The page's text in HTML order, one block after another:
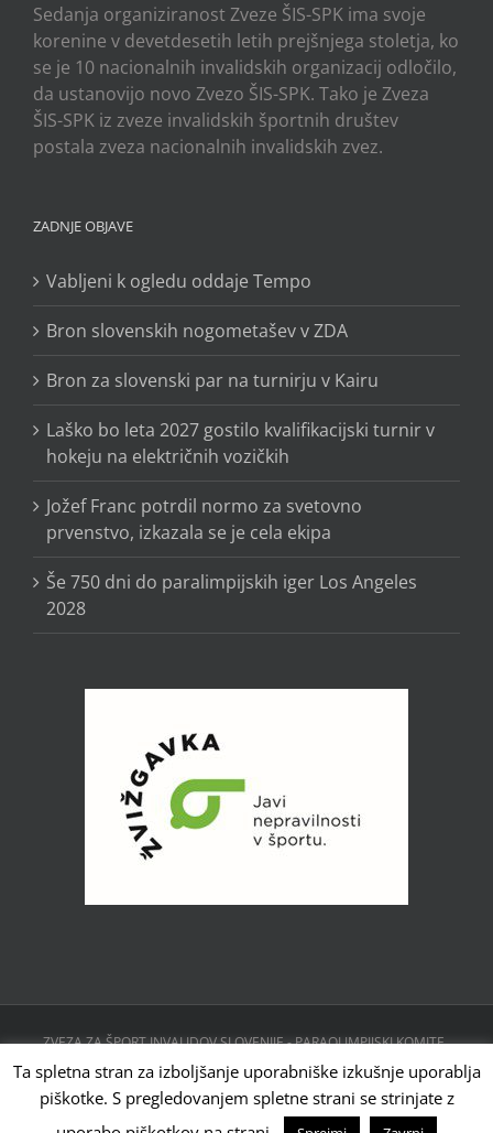
Sedanja organiziranost Zveze ŠIS-SPK ima svoje
korenine v devetdesetih letih prejšnjega stoletja, ko
se je 10 nacionalnih invalidskih organizacij odločilo,
da ustanovijo novo Zvezo ŠIS-SPK. Tako je Zveza
ŠIS-SPK iz zveze invalidskih športnih društev
postala zveza nacionalnih invalidskih zvez.
ZADNJE OBJAVE
Vabljeni k ogledu oddaje Tempo
Bron slovenskih nogometašev v ZDA
Bron za slovenski par na turnirju v Kairu
Laško bo leta 2027 gostilo kvalifikacijski turnir v
hokeju na električnih vozičkih
Jožef Franc potrdil normo za svetovno
prvenstvo, izkazala se je cela ekipa
Še 750 dni do paralimpijskih iger Los Angeles
2028
ZVEZA ZA ŠPORT INVALIDOV SLOVENIJE - PARAOLIMPIJSKI KOMITE ,
CESTA 24. JUNIJA 23, 1231 LJUBLJANA, SLOVENIJA | Powered by
WordPress
YouTubeTiktok
Ta spletna stran za izboljšanje uporabniške izkušnje uporablja
piškotke. S pregledovanjem spletne strani se strinjate z